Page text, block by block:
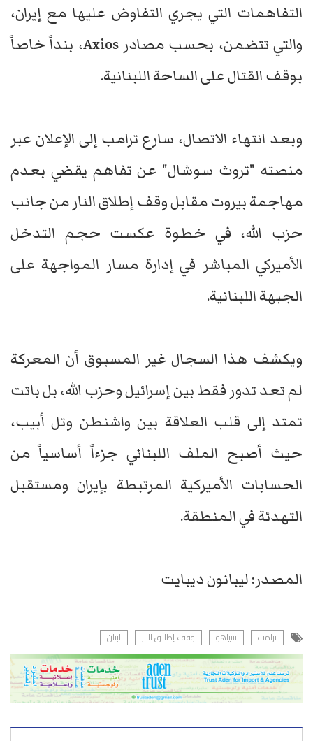
التفاهمات التي يجري التفاوض عليها مع إيران،
والتي تتضمن، بحسب مصادر Axios، بنداً خاصاً
بوقف القتال على الساحة اللبنانية.
وبعد انتهاء الاتصال، سارع ترامب إلى الإعلان عبر
منصته "تروث سوشال" عن تفاهم يقضي بعدم
مهاجمة بيروت مقابل وقف إطلاق النار من جانب
حزب الله، في خطوة عكست حجم التدخل
الأميركي المباشر في إدارة مسار المواجهة على
الجبهة اللبنانية.
ويكشف هذا السجال غير المسبوق أن المعركة
لم تعد تدور فقط بين إسرائيل وحزب الله، بل باتت
تمتد إلى قلب العلاقة بين واشنطن وتل أبيب،
حيث أصبح الملف اللبناني جزءاً أساسياً من
الحسابات الأميركية المرتبطة بإيران ومستقبل
التهدئة في المنطقة.
المصدر: ليبانون ديبايت
ترامب نتنياهو وقف إطلاق النار لبنان